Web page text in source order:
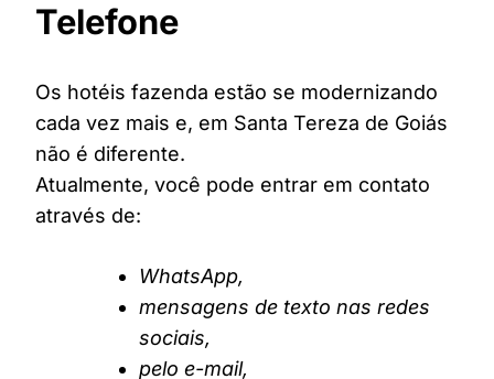
Telefone
Os hotéis fazenda estão se modernizando
cada vez mais e, em Santa Tereza de Goiás
não é diferente.
Atualmente, você pode entrar em contato
através de:
WhatsApp,
mensagens de texto nas redes
sociais,
pelo e-mail,